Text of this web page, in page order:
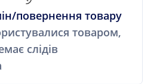
повернення товару
товаром,
слідів